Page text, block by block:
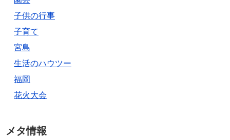
子供の行事
子育て
宮島
生活のハウツー
福岡
花火大会
メタ情報